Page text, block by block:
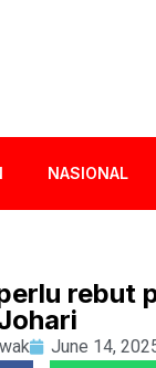
NASIONAL
rebut
June 14,